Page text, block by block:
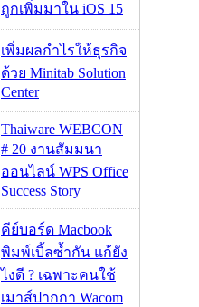
ถูกเพิ่มมาใน iOS 15
เพิ่มผลกำไรให้ธุรกิจ
ด้วย Minitab Solution
Center
Thaiware WEBCON
# 20 งานสัมมนา
ออนไลน์ WPS Office
Success Story
คีย์บอร์ด Macbook
พิมพ์เบิ้ลซ้ำกัน แก้ยัง
ไงดี ? เฉพาะคนใช้
เมาส์ปากกา Wacom